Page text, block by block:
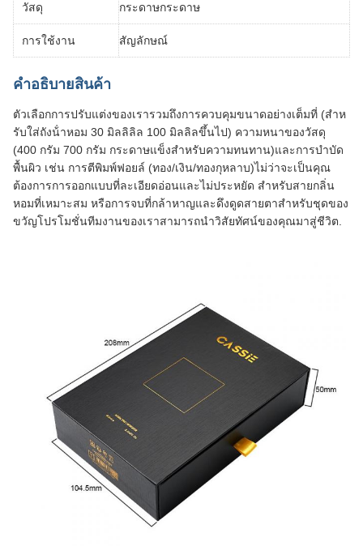
วัสดุ กระดาษกระดาษ
การใช้งาน สัญลักษณ์
คําอธิบายสินค้า
ตัวเลือกการปรับแต่งของเรารวมถึงการควบคุมขนาดอย่างเต็มที่ (สําห
รับใส่ถังน้ําหอม 30 มิลลิลิล 100 มิลลิลขึ้นไป) ความหนาของวัสดุ
(400 กรัม 700 กรัม กระดาษแข็งสําหรับความทนทาน)และการบําบัด
พื้นผิว เช่น การตีพิมพ์ฟอยล์ (ทอง/เงิน/ทองกุหลาบ)ไม่ว่าจะเป็นคุณ
ต้องการการออกแบบที่ละเอียดอ่อนและไม่ประหยัด สําหรับสายกลิ่น
หอมที่เหมาะสม หรือการจบที่กล้าหาญและดึงดูดสายตาสําหรับชุดของ
ขวัญโปรโมชั่นทีมงานของเราสามารถนําวิสัยทัศน์ของคุณมาสู่ชีวิต.